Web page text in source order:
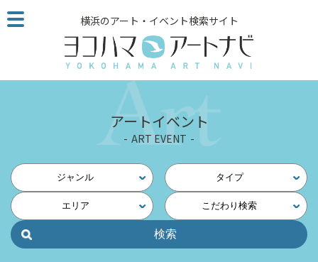
こ
の
ジ
読
他
ペ
横浜のアート・イベント検索サイト
アートイベント
ART EVENT
ジャンル タイプ
エリア こだわり検索